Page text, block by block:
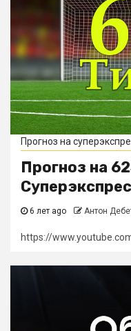
Прогноз на
Прогноз на
6 лет ago Антон
https://